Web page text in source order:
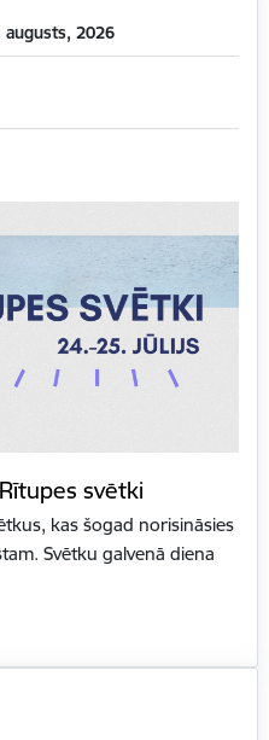
2026
svētki
kas šogad norisināsies
Svētku galvenā diena